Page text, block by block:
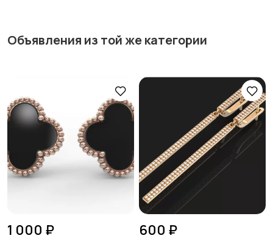
Объявления из той же категории
1 000 ₽ 600 ₽